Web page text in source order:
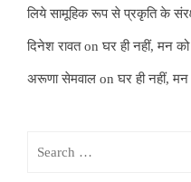
लिये सामूहिक रूप से प्रकृति के
दिनेश रावतonघर ही नहीं, मन को
अरूणा सेमवाल onघर ही नहीं, मन